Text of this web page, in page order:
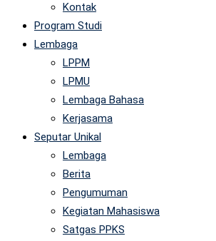
Kontak
Program Studi
Lembaga
LPPM
LPMU
Lembaga Bahasa
Kerjasama
Seputar Unikal
Lembaga
Berita
Pengumuman
Kegiatan Mahasiswa
Satgas PPKS